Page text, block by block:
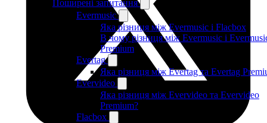
Поширені запитання
Evermusic
Яка різниця між Evermusic і Flacbox
В чому різниця між Evermusic і
Premium
Evertag
Яка різниця між Evertag та Evertag
Evervideo
Яка різниця між Evervideo та Evervideo
Premium?
Flacbox